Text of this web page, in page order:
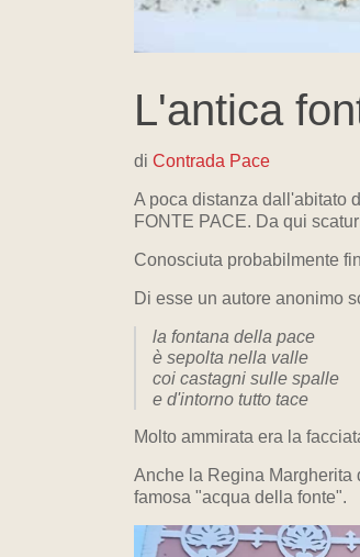
L'antica
di Contrada Pace
A poca distanza dall'abitato
FONTE PACE. Da qui
Conosciuta probabilmente
Di esse un autore anonimo
la fontana della pace
è sepolta nella valle
coi castagni sulle spalle
e d'intorno tutto tace
Molto ammirata era la
Anche la Regina Margherita
famosa "acqua della fonte".